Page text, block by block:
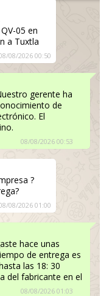
05 en
a Tuxtla
08/2026 00:50
gerente ha
de
El
08/08/2026 00:53
?
08/2026 01:00
hace unas
de entrega es
las 18: 30
del fabricante en el
08/08/2026 01:03